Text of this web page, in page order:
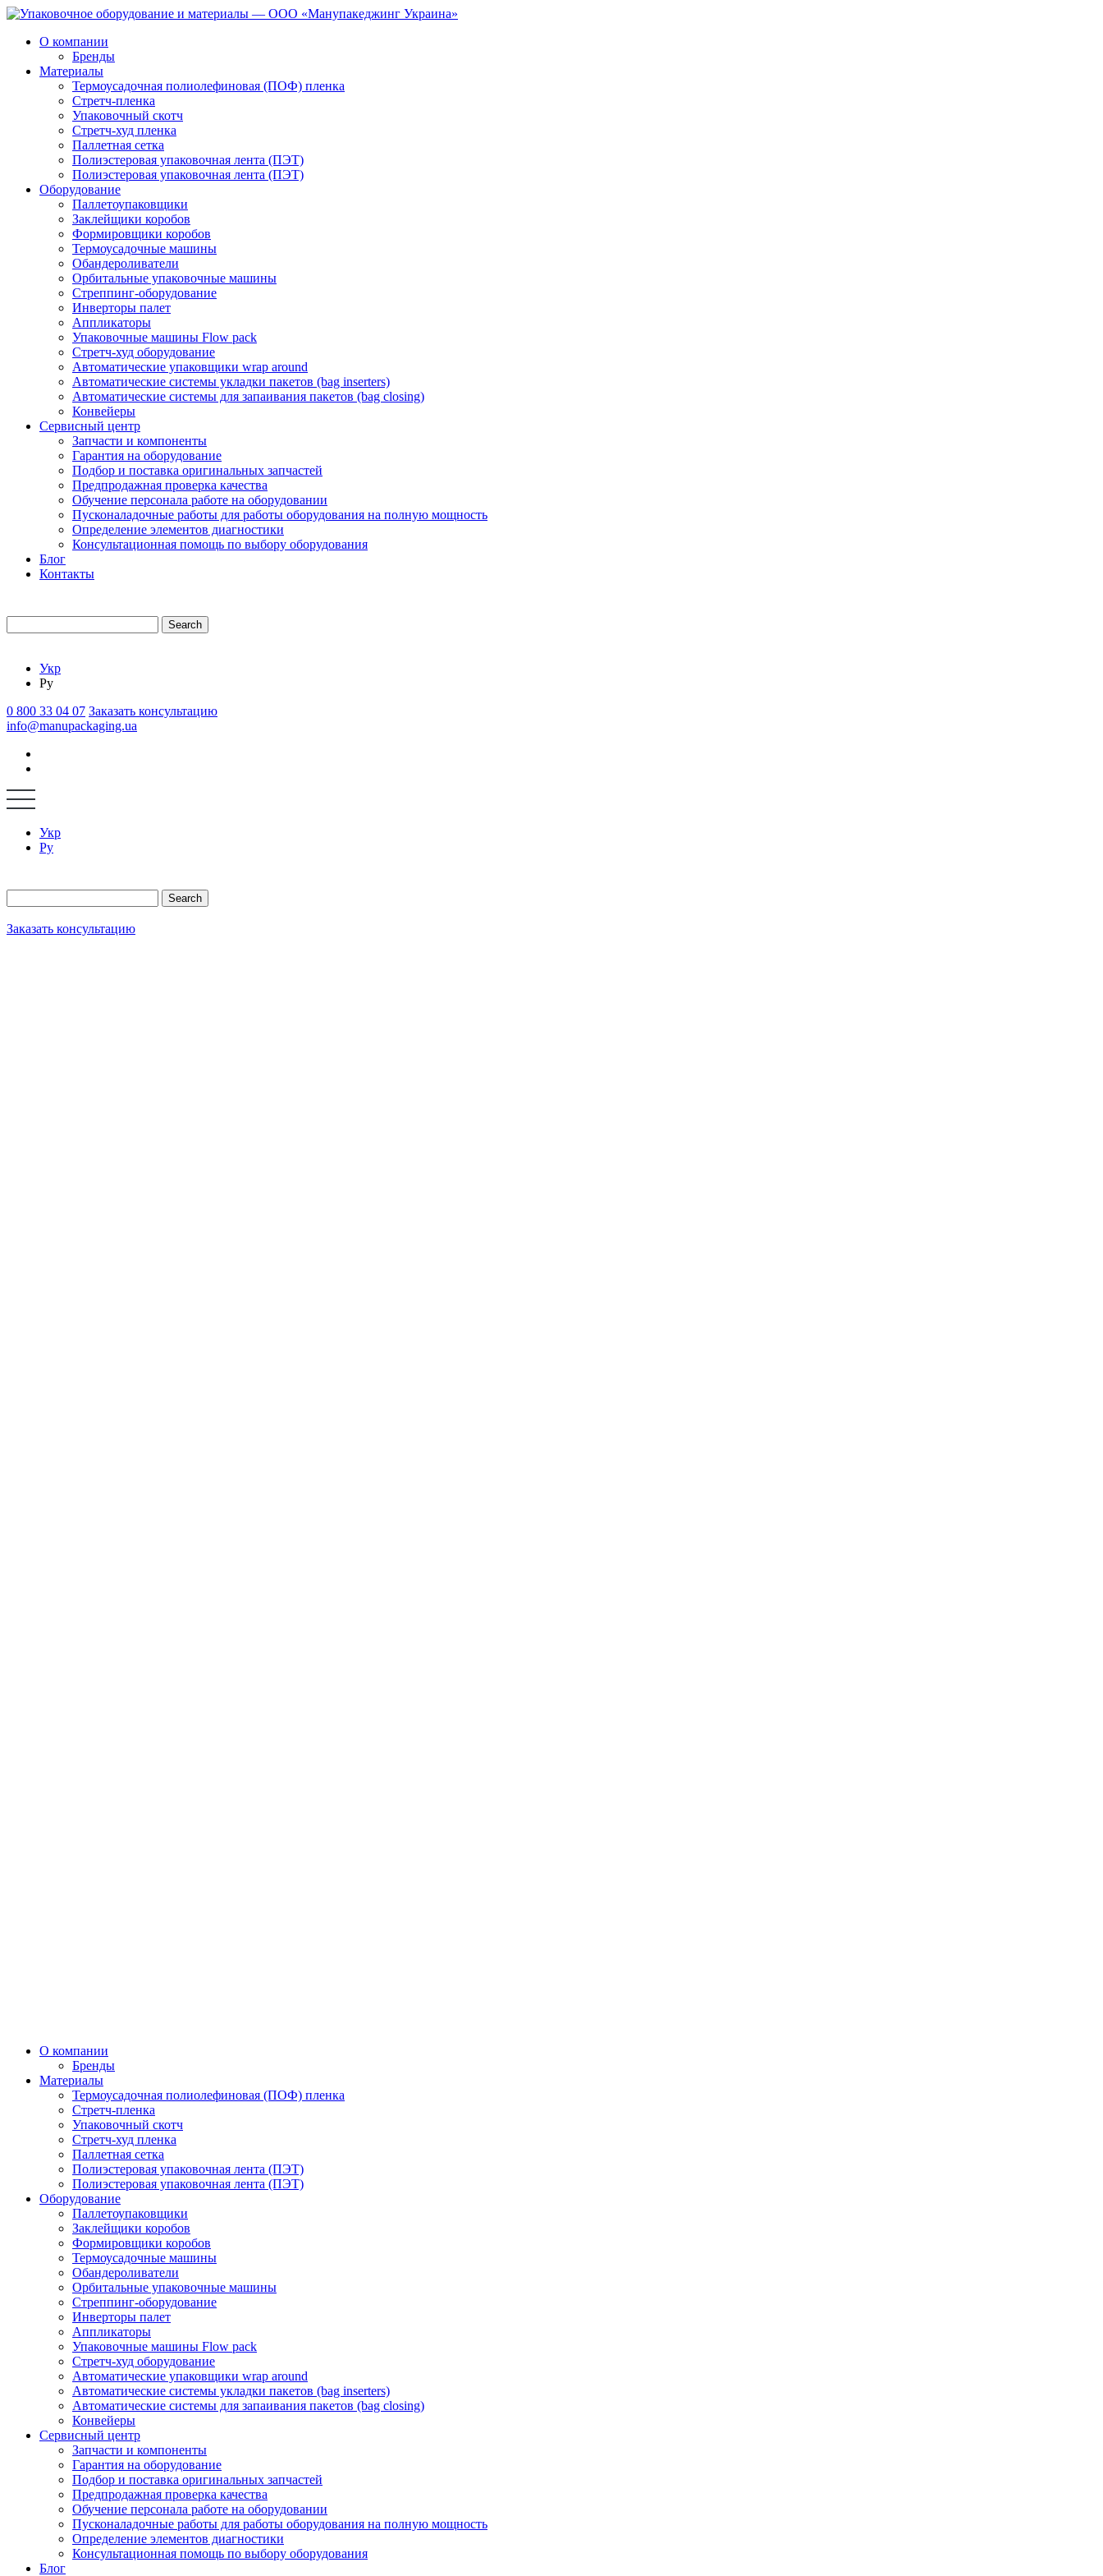
О компании
Бренды
Материалы
Термоусадочная полиолефиновая (ПОФ) пленка
Стретч-пленка
Упаковочный скотч
Стретч-худ пленка
Паллетная сетка
Полиэстеровая упаковочная лента (ПЭТ)
Полиэстеровая упаковочная лента (ПЭТ)
Оборудование
Паллетоупаковщики
Заклейщики коробов
Формировщики коробов
Термоусадочные машины
Обандероливатели
Орбитальные упаковочные машины
Стреппинг-оборудование
Инверторы палет
Аппликаторы
Упаковочные машины Flow pack
Стретч-худ оборудование
Автоматические упаковщики wrap around
Автоматические системы укладки пакетов (bag inserters)
Автоматические системы для запаивания пакетов (bag closing)
Конвейеры
Сервисный центр
Запчасти и компоненты
Гарантия на оборудование
Подбор и поставка оригинальных запчастей
Предпродажная проверка качества
Обучение персонала работе на оборудовании
Пусконаладочные работы для работы оборудования на полную мощность
Определение элементов диагностики
Консультационная помощь по выбору оборудования
Блог
Контакты
Search
Укр
Ру
0 800 33 04 07 Заказать консультацию
info@manupackaging.ua
Укр
Ру
Search
Заказать консультацию
О компании
Бренды
Материалы
Термоусадочная полиолефиновая (ПОФ) пленка
Стретч-пленка
Упаковочный скотч
Стретч-худ пленка
Паллетная сетка
Полиэстеровая упаковочная лента (ПЭТ)
Полиэстеровая упаковочная лента (ПЭТ)
Оборудование
Паллетоупаковщики
Заклейщики коробов
Формировщики коробов
Термоусадочные машины
Обандероливатели
Орбитальные упаковочные машины
Стреппинг-оборудование
Инверторы палет
Аппликаторы
Упаковочные машины Flow pack
Стретч-худ оборудование
Автоматические упаковщики wrap around
Автоматические системы укладки пакетов (bag inserters)
Автоматические системы для запаивания пакетов (bag closing)
Конвейеры
Сервисный центр
Запчасти и компоненты
Гарантия на оборудование
Подбор и поставка оригинальных запчастей
Предпродажная проверка качества
Обучение персонала работе на оборудовании
Пусконаладочные работы для работы оборудования на полную мощность
Определение элементов диагностики
Консультационная помощь по выбору оборудования
Блог